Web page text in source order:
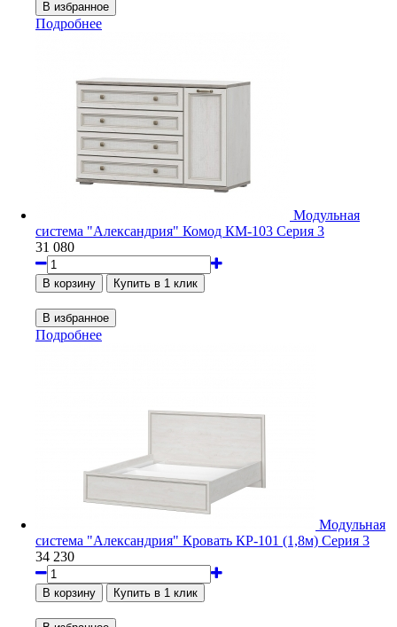
Подробнее
Модульная
система "Александрия" Комод КМ-103 Серия 3
31 080
Подробнее
Модульная
система "Александрия" Кровать КР-101 (1,8м) Серия 3
34 230